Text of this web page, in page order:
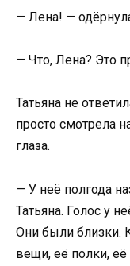
— Лена! —
— Что, Лена? Это
Татьяна не
просто смотрела
глаза.
— У неё полгода
Татьяна. Голос у
Они были близки.
вещи, её полки, её